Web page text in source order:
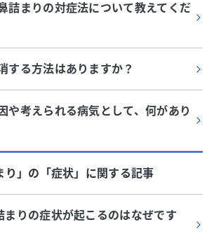
詰まりの対症法について教えてくだ
する方法はありますか？
や考えられる病気として、何があり
り」 の「症状」に関する記事
まりの症状が起こるのはなぜです